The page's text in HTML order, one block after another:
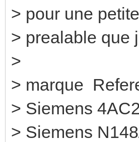
> pour une
> prealable que
>
> marque
> Siemens
> Siemens